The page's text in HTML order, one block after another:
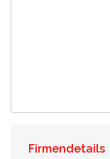
Firmendetails